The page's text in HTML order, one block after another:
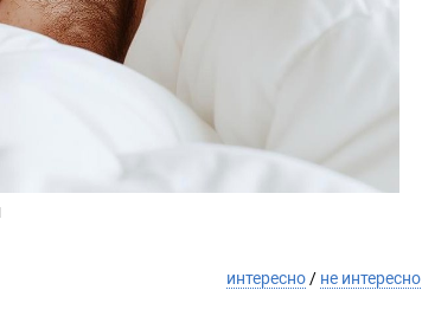
интересно / не интересно